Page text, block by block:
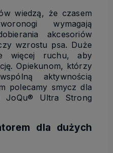
wiedzą, że czasem
wymagają
akcesoriów
wzrostu psa. Duże
więcej ruchu, aby
Opiekunom, którzy
aktywnością
polecamy smycz dla
JoQu® Ultra Strong
dla dużych